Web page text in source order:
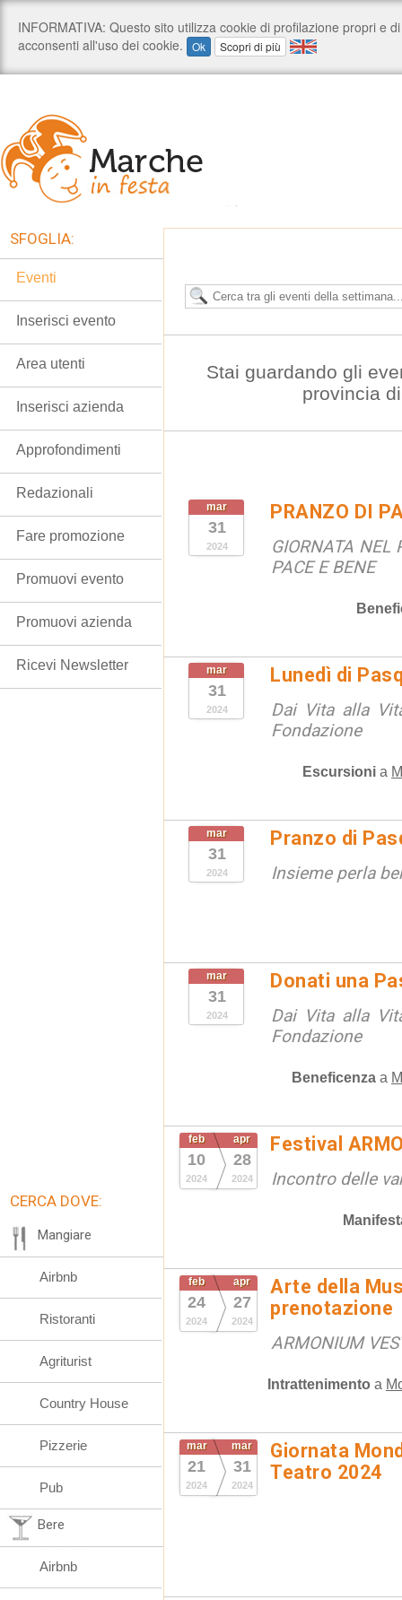
Stai guardando gli
provincia
mar
31
2024
PRANZO DI
GIORNATA NEL
PACE E BENE
mar
31
2024
Lunedì di
Dai Vita alla
Fondazione
Escursioni a
mar
31
2024
Pranzo di
Insieme perla
mar
31
2024
Donati una
Dai Vita alla
Fondazione
Beneficenza a
feb
10
2024
apr
28
2024
Festival
Incontro delle
feb
24
2024
apr
27
2024
Arte della
prenotazione
ARMONIUM
Intrattenimento a
mar
21
2024
mar
31
2024
Giornata
Teatro 2024
SFOGLIA:
Eventi
Inserisci evento
Area utenti
Inserisci azienda
Approfondimenti
Redazionali
Fare promozione
Promuovi evento
Promuovi azienda
Ricevi Newsletter
CERCA DOVE:
Mangiare
Airbnb
Ristoranti
Agriturist
Country House
Pizzerie
Pub
Bere
Airbnb